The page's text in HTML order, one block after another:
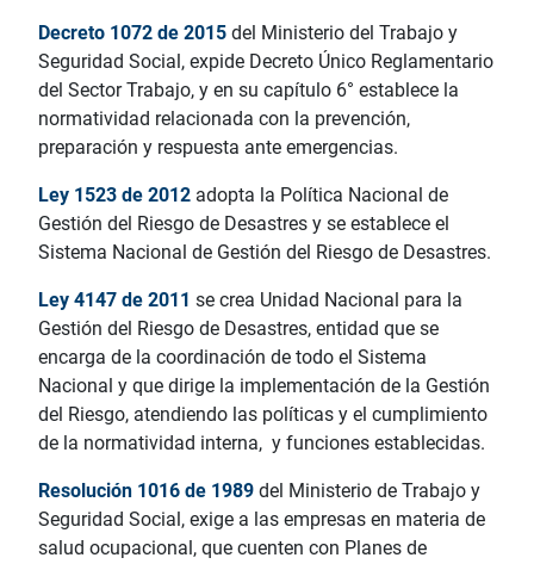
Decreto 1072 de 2015 del Ministerio del Trabajo y
Seguridad Social, expide Decreto Único Reglamentario
del Sector Trabajo, y en su capítulo 6° establece la
normatividad relacionada con la prevención,
preparación y respuesta ante emergencias.
Ley 1523 de 2012 adopta la Política Nacional de
Gestión del Riesgo de Desastres y se establece el
Sistema Nacional de Gestión del Riesgo de Desastres.
Ley 4147 de 2011 se crea Unidad Nacional para la
Gestión del Riesgo de Desastres, entidad que se
encarga de la coordinación de todo el Sistema
Nacional y que dirige la implementación de la Gestión
del Riesgo, atendiendo las políticas y el cumplimiento
de la normatividad interna, y funciones establecidas.
Resolución 1016 de 1989 del Ministerio de Trabajo y
Seguridad Social, exige a las empresas en materia de
salud ocupacional, que cuenten con Planes de